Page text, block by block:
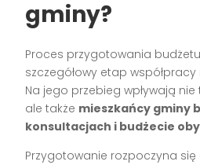
gminy?
Proces przygotowania
szczegółowy etap
Na jego przebieg wpływają
ale także mieszkańcy gminy
konsultacjach i budżecie
Przygotowanie rozpoczyna